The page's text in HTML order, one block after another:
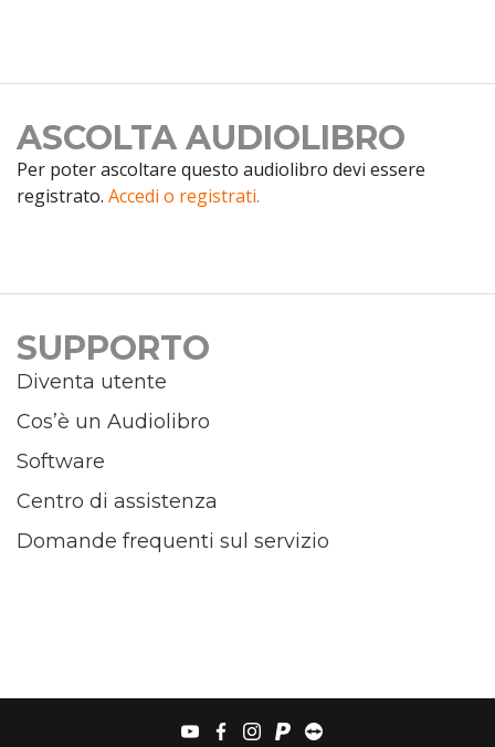
ASCOLTA AUDIOLIBRO
Per poter ascoltare questo audiolibro devi essere
registrato. Accedi o registrati.
SUPPORTO
Diventa utente
Cos’è un Audiolibro
Software
Centro di assistenza
Domande frequenti sul servizio
youtubefacebook
instagram
paypalteamviewer